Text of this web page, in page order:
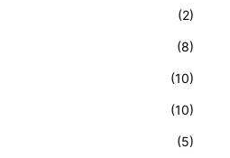
(2)
(8)
(10)
(10)
(5)